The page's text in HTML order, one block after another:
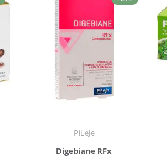
PiLeJe
Digebiane RFx